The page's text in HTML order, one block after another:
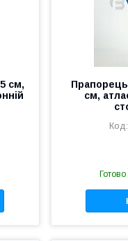
см,
Прапорець
см,